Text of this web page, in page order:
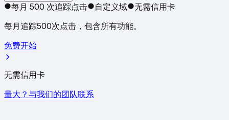
每月 500 次追踪点击 自定义域
无需信用卡
每月追踪500次点击，包含所有功能。
免费开始
无需信用卡
量大？与我们的团队联系